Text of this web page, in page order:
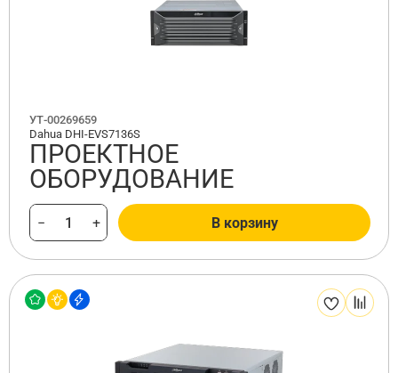
УТ-00269659
Dahua DHI-EVS7136S
ПРОЕКТНОЕ
ОБОРУДОВАНИЕ
− + В корзину